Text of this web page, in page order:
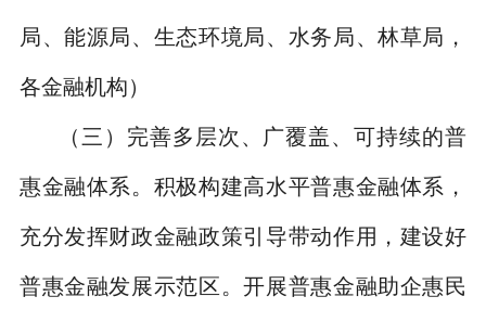
局、能源局、生态环境局、水务局、林草局，
各金融机构）
（三）完善多层次、广覆盖、可持续的普
惠金融体系。 积极构建高水平普惠金融体系，
充分发挥财政金融政策引导带动作用，建设好
普惠金融发展示范区。开展普惠金融助企惠民